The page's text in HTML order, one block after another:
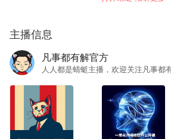
主播信息
凡事都有解官方
人人都是蜻蜓主播，欢迎关注凡事都